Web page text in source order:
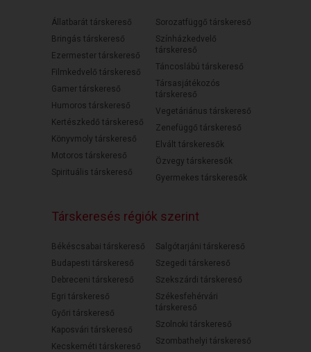
Állatbarát társkereső
Bringás társkereső
Ezermester társkereső
Filmkedvelő társkereső
Gamer társkereső
Humoros társkereső
Kertészkedő társkereső
Könyvmoly társkereső
Motoros társkereső
Spirituális társkereső
Sorozatfüggő társkereső
Színházkedvelő
társkereső
Táncoslábú társkereső
Társasjátékozós
társkereső
Vegetáriánus társkereső
Zenefüggő társkereső
Elvált társkeresők
Özvegy társkeresők
Gyermekes társkeresők
Társkeresés régiók szerint
Békéscsabai társkereső
Budapesti társkereső
Debreceni társkereső
Egri társkereső
Győri társkereső
Kaposvári társkereső
Kecskeméti társkereső
Salgótarjáni társkereső
Szegedi társkereső
Szekszárdi társkereső
Székesfehérvári
társkereső
Szolnoki társkereső
Szombathelyi társkereső